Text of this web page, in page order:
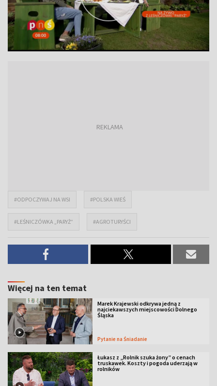
#ODPOCZYWAJ NA WSI #POLSKA WIEŚ
#LEŚNICZÓWKA „PARYŻ” #AGROTURYŚCI
Więcej na ten temat
Marek Krajewski odkrywa jedną z
najciekawszych miejscowości Dolnego
Śląska
Pytanie na Śniadanie
Łukasz z „Rolnik szuka żony” o cenach
truskawek. Koszty i pogoda uderzają w
rolników